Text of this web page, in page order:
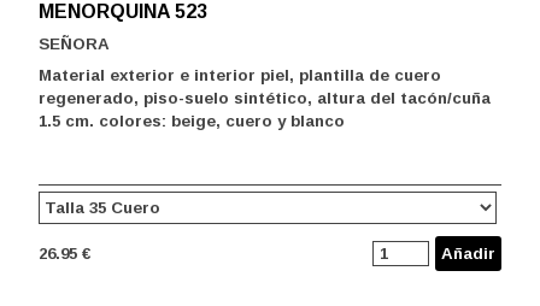
MENORQUINA 523
SEÑORA
Material exterior e interior piel, plantilla de cuero
regenerado, piso-suelo sintético, altura del tacón/cuña
1.5 cm. colores: beige, cuero y blanco
26.95 € Añadir